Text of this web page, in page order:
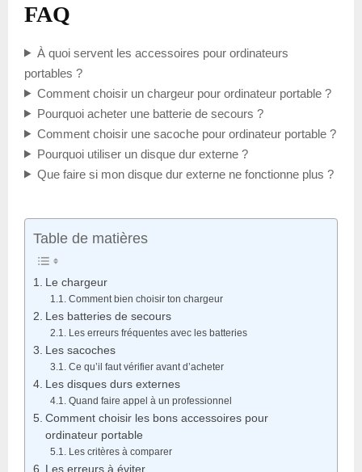
FAQ
À quoi servent les accessoires pour ordinateurs
portables ?
Comment choisir un chargeur pour ordinateur portable ?
Pourquoi acheter une batterie de secours ?
Comment choisir une sacoche pour ordinateur portable ?
Pourquoi utiliser un disque dur externe ?
Que faire si mon disque dur externe ne fonctionne plus ?
Table de matières
Le chargeur
Comment bien choisir ton chargeur
Les batteries de secours
Les erreurs fréquentes avec les batteries
Les sacoches
Ce qu’il faut vérifier avant d’acheter
Les disques durs externes
Quand faire appel à un professionnel
Comment choisir les bons accessoires pour
ordinateur portable
Les critères à comparer
Les erreurs à éviter